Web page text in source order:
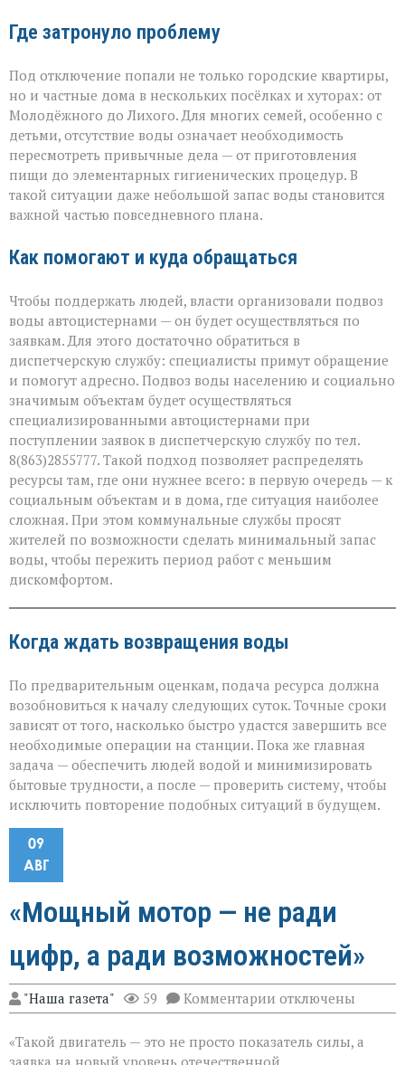
Где затронуло проблему
Под отключение попали не только городские квартиры,
но и частные дома в нескольких посёлках и хуторах: от
Молодёжного до Лихого. Для многих семей, особенно с
детьми, отсутствие воды означает необходимость
пересмотреть привычные дела — от приготовления
пищи до элементарных гигиенических процедур. В
такой ситуации даже небольшой запас воды становится
важной частью повседневного плана.
Как помогают и куда обращаться
Чтобы поддержать людей, власти организовали подвоз
воды автоцистернами — он будет осуществляться по
заявкам. Для этого достаточно обратиться в
диспетчерскую службу: специалисты примут обращение
и помогут адресно. Подвоз воды населению и социально
значимым объектам будет осуществляться
специализированными автоцистернами при
поступлении заявок в диспетчерскую службу по тел.
8(863)2855777. Такой подход позволяет распределять
ресурсы там, где они нужнее всего: в первую очередь — к
социальным объектам и в дома, где ситуация наиболее
сложная. При этом коммунальные службы просят
жителей по возможности сделать минимальный запас
воды, чтобы пережить период работ с меньшим
дискомфортом.
Когда ждать возвращения воды
По предварительным оценкам, подача ресурса должна
возобновиться к началу следующих суток. Точные сроки
зависят от того, насколько быстро удастся завершить все
необходимые операции на станции. Пока же главная
задача — обеспечить людей водой и минимизировать
бытовые трудности, а после — проверить систему, чтобы
исключить повторение подобных ситуаций в будущем.
09
АВГ
«Мощный мотор — не ради
цифр, а ради возможностей»
"Наша газета" 59 Комментарии к
записи
мотор — не
ради
отключены
«Такой двигатель — это не просто показатель силы, а